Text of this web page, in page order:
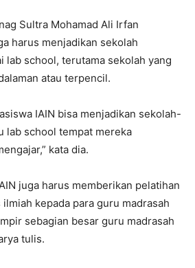
Sultra Mohamad Ali Irfan
harus menjadikan sekolah
lab school, terutama sekolah yang
atau terpencil.
IAIN bisa menjadikan sekolah-
lab school tempat mereka
kata dia.
juga harus memberikan pelatihan
kepada para guru madrasah
sebagian besar guru madrasah
tulis.